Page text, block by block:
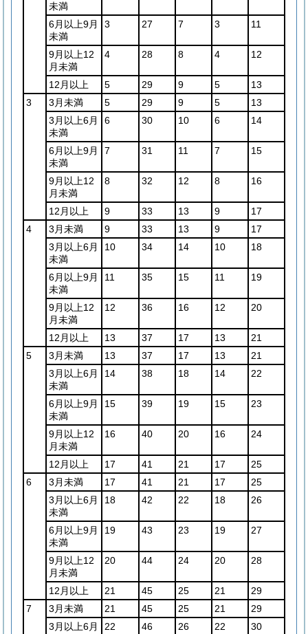
未満
6月以上9月
未満
3 27 7 3 11
9月以上12
月未満
4 28 8 4 12
12月以上 5 29 9 5
13
3
3月未満 5 29 9 5
13
3月以上6月
未満
6 30 10 6 14
6月以上9月
未満
7 31 11 7 15
9月以上12
月未満
8 32 12 8 16
12月以上 9 33 13 9
17
4
3月未満 9 33 13 9
17
3月以上6月
未満
10 34 14 10 18
6月以上9月
未満
11 35 15 11 19
9月以上12
月未満
12 36 16 12 20
12月以上 13 37 17 13
21
5
3月未満 13 37 17 13
21
3月以上6月
未満
14 38 18 14 22
6月以上9月
未満
15 39 19 15 23
9月以上12
月未満
16 40 20 16 24
12月以上 17 41 21 17
25
6
3月未満 17 41 21 17
25
3月以上6月
未満
18 42 22 18 26
6月以上9月
未満
19 43 23 19 27
9月以上12
月未満
20 44 24 20 28
12月以上 21 45 25 21
29
7
3月未満 21 45 25 21
29
3月以上6月
22 46 26 22 30